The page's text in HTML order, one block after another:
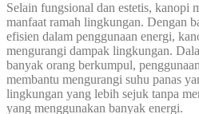
Selain fungsional dan estetis, kanopi
manfaat ramah lingkungan. Dengan
efisien dalam penggunaan energi,
mengurangi dampak lingkungan.
banyak orang berkumpul,
membantu mengurangi suhu panas
lingkungan yang lebih sejuk tanpa
yang menggunakan banyak energi.